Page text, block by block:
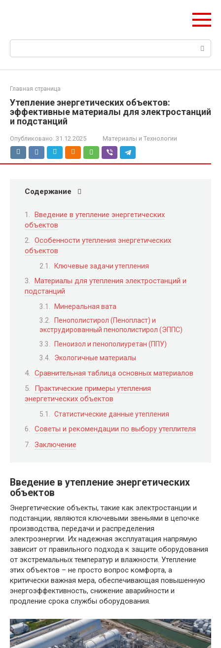
Поиск:
Главная страница
Утепление энергетических объектов:
эффективные материалы для электростанций
и подстанций
Опубликовано: 31.12.2025 Материалы и Технологии
Содержание
Введение в утепление энергетических
объектов
Особенности утепления энергетических
объектов
Ключевые задачи утепления
Материалы для утепления электростанций и
подстанций
Минеральная вата
Пенополистирол (Пенопласт) и
экструдированный пенополистирол (ЭППС)
Пеноизол и пенополиуретан (ППУ)
Экологичные материалы
Сравнительная таблица основных материалов
Практические примеры утепления
энергетических объектов
Статистические данные утепления
Советы и рекомендации по выбору утеплителя
Заключение
Введение в утепление энергетических
объектов
Энергетические объекты, такие как электростанции и
подстанции, являются ключевыми звеньями в цепочке
производства, передачи и распределения
электроэнергии. Их надежная эксплуатация напрямую
зависит от правильного подхода к защите оборудования
от экстремальных температур и влажности. Утепление
этих объектов – не просто вопрос комфорта, а
критически важная мера, обеспечивающая повышенную
энергоэффективность, снижение аварийности и
продление срока службы оборудования.